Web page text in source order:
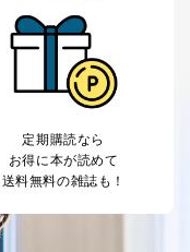
ることによって
るおそれがある
める事務を遂行
合であって、利
とによって当該
るとき
な場合
データの本人ま
開示、変更等
定期購読なら
お得に本が読めて
送料無料の雑誌も！